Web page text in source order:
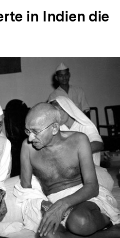
in Indien die
In
Lightbox
öffnen